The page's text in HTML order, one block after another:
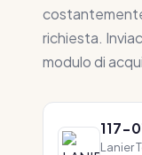
richiesta.
modulo di
117-
Lanier